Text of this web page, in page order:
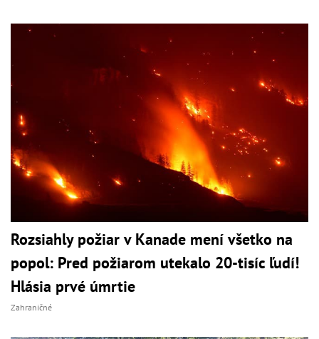
Rozsiahly požiar v Kanade mení všetko na
popol: Pred požiarom utekalo 20-tisíc ľudí!
Hlásia prvé úmrtie
Zahraničné